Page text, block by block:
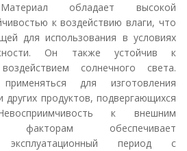
обладает высокой
к воздействию влаги, что
для использования в условиях
Он также устойчив к
солнечного света.
для изготовления
продуктов, подвергающихся
к внешним
факторам обеспечивает
эксплуатационный период с